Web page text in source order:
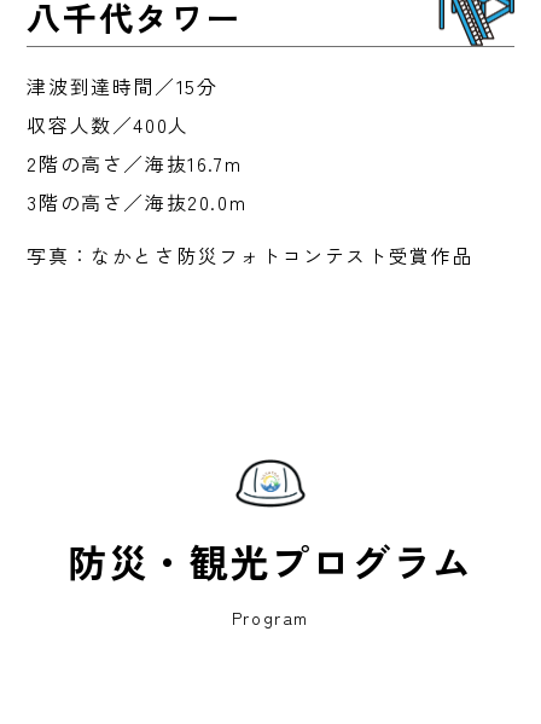
八千代タワー
津波到達時間／15分
収容人数／400人
2階の高さ／海抜16.7m
3階の高さ／海抜20.0m
写真：なかとさ防災フォトコンテスト受賞作品
防災・観光プログラム
Program